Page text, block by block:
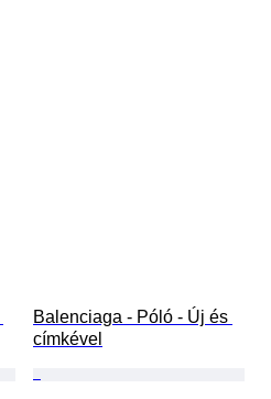
Balenciaga - Póló - Új és
címkével